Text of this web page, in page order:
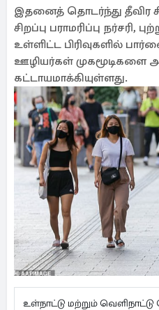
இதனைத் தொடர்ந்து தீவிர
சிறப்பு பராமரிப்பு நர்சரி,
உள்ளிட்ட பிரிவுகளில்
ஊழியர்கள்
கட்டாயமாக்கியுள்ளது.
உள்நாட்டு மற்றும்